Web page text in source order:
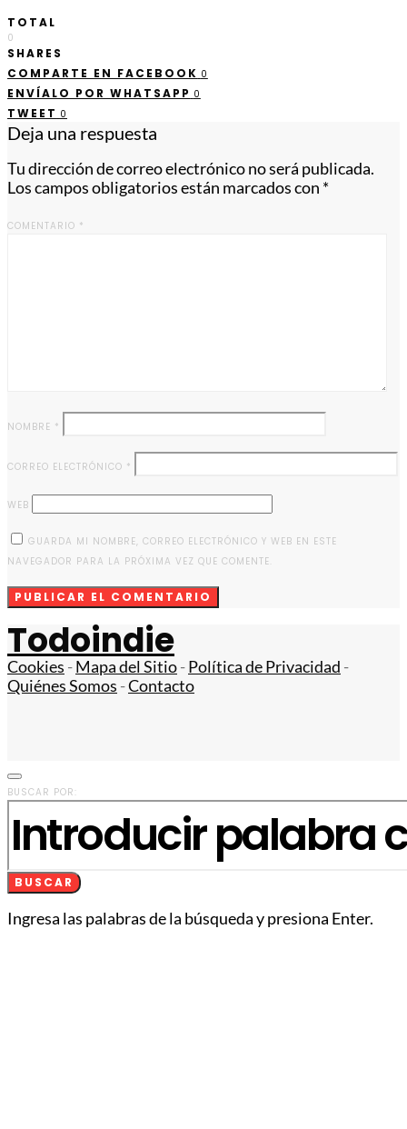
TOTAL
0
SHARES
COMPARTE EN FACEBOOK 0
ENVÍALO POR WHATSAPP 0
TWEET 0
Deja una respuesta
Tu dirección de correo electrónico no será publicada.
Los campos obligatorios están marcados con *
COMENTARIO *
NOMBRE *
CORREO ELECTRÓNICO *
WEB
GUARDA MI NOMBRE, CORREO ELECTRÓNICO Y WEB EN ESTE
NAVEGADOR PARA LA PRÓXIMA VEZ QUE COMENTE.
Todoindie
Cookies -Mapa del Sitio-Política de Privacidad -
Quiénes Somos -Contacto
BUSCAR POR:
BUSCAR
Ingresa las palabras de la búsqueda y presiona Enter.